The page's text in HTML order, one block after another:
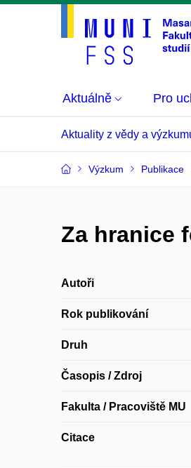
Aktuálně Pro
Aktuality z vědy a
Výzkum Publikace
Za hranice
Autoři
Rok publikování
Druh
Časopis / Zdroj
Fakulta / Pracoviště MU
Citace